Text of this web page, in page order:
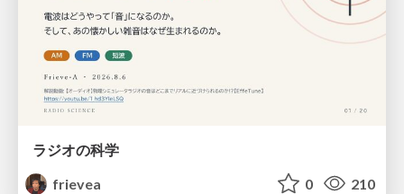
ラジオの科学
frievea
0 210